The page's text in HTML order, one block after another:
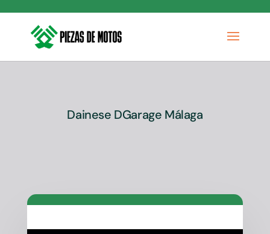
Dainese DGarage Málaga